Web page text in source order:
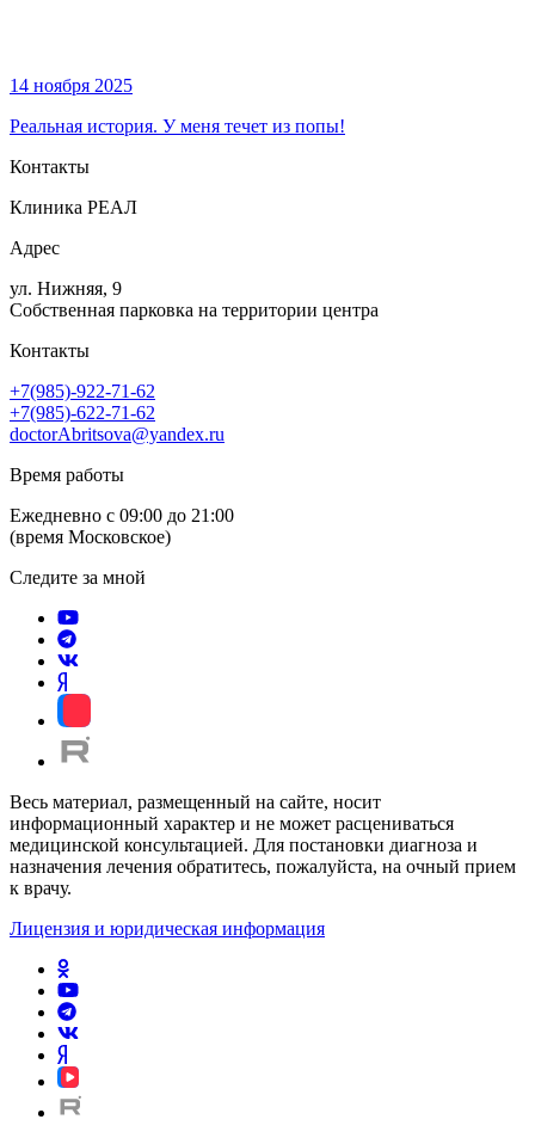
14 ноября 2025
Реальная история. У меня течет из попы!
Контакты
Клиника РЕАЛ
Адрес
ул. Нижняя, 9
Собственная парковка на территории центра
Контакты
+7(985)-922-71-62
+7(985)-622-71-62
doctorAbritsova@yandex.ru
Время работы
Ежедневно с 09:00 до 21:00
(время Московское)
Следите за мной
Весь материал, размещенный на сайте, носит
информационный характер и не может расцениваться
медицинской консультацией. Для постановки диагноза и
назначения лечения обратитесь, пожалуйста, на очный прием
к врачу.
Лицензия и юридическая информация